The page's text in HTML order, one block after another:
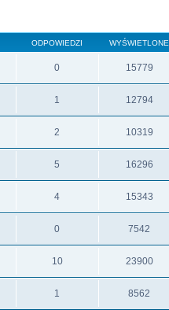
ODPOWIEDZI WYŚWIETLONE
0 15779
1 12794
2 10319
5 16296
4 15343
0 7542
10 23900
1 8562